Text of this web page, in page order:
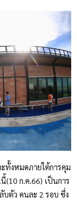
ทั้งหมดภายใต้การคุม
(10 ก.ค.66) เป็นการ
ตัว คนละ 2 รอบ ซึ่ง